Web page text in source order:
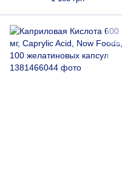
вегетарианских капсул